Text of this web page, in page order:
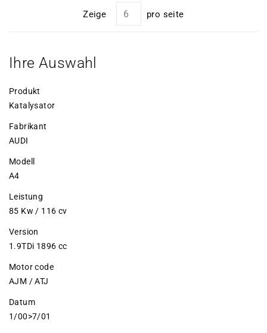
Zeige pro seite
Ihre Auswahl
Produkt
Katalysator
Fabrikant
AUDI
Modell
A4
Leistung
85 Kw / 116 cv
Version
1.9TDi 1896 cc
Motor code
AJM / ATJ
Datum
1/00>7/01